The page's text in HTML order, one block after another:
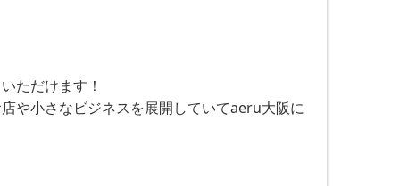
ただけます！
や小さなビジネスを展開していてaeru大阪に